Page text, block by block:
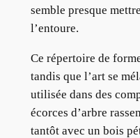
semble presque
l’entoure.
Ce répertoire de
tandis que l’art se
utilisée dans des
écorces d’arbre
tantôt avec un bois